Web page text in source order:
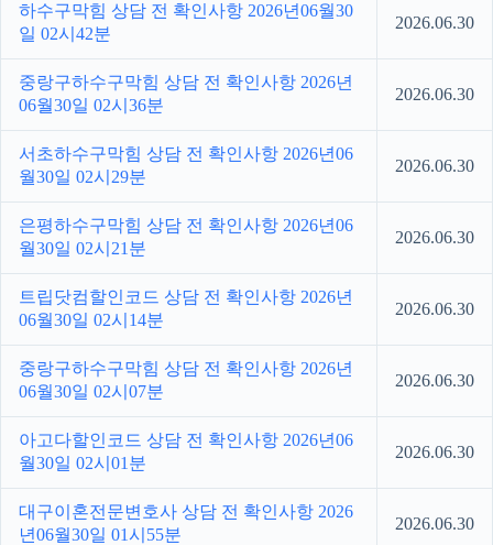
하수구막힘 상담 전 확인사항 2026년06월30
일 02시42분
2026.06.30
중랑구하수구막힘 상담 전 확인사항 2026년
06월30일 02시36분
2026.06.30
서초하수구막힘 상담 전 확인사항 2026년06
월30일 02시29분
2026.06.30
은평하수구막힘 상담 전 확인사항 2026년06
월30일 02시21분
2026.06.30
트립닷컴할인코드 상담 전 확인사항 2026년
06월30일 02시14분
2026.06.30
중랑구하수구막힘 상담 전 확인사항 2026년
06월30일 02시07분
2026.06.30
아고다할인코드 상담 전 확인사항 2026년06
월30일 02시01분
2026.06.30
대구이혼전문변호사 상담 전 확인사항 2026
년06월30일 01시55분
2026.06.30